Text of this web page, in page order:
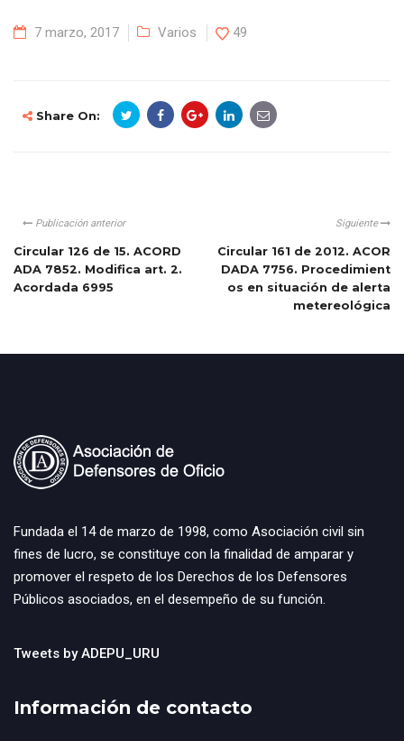
7 marzo, 2017 Varios 49
Share On:
Publicación anterior
Circular 126 de 15. ACORD
ADA 7852. Modifica art. 2.
Acordada 6995
Siguiente
Circular 161 de 2012. ACOR
DADA 7756. Procedimient
os en situación de alerta
metereológica
Fundada el 14 de marzo de 1998, como Asociación civil sin
fines de lucro, se constituye con la finalidad de amparar y
promover el respeto de los Derechos de los Defensores
Públicos asociados, en el desempeño de su función.
Tweets by ADEPU_URU
Información de contacto